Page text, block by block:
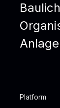
Platform